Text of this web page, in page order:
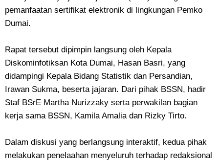
pemanfaatan sertifikat elektronik di lingkungan Pemko
Dumai.
Rapat tersebut dipimpin langsung oleh Kepala
Diskominfotiksan Kota Dumai, Hasan Basri, yang
didampingi Kepala Bidang Statistik dan Persandian,
Irawan Sukma, beserta jajaran. Dari pihak BSSN, hadir
Staf BSrE Martha Nurizzaky serta perwakilan bagian
kerja sama BSSN, Kamila Amalia dan Rizky Tirto.
Dalam diskusi yang berlangsung interaktif, kedua pihak
melakukan penelaahan menyeluruh terhadap redaksional